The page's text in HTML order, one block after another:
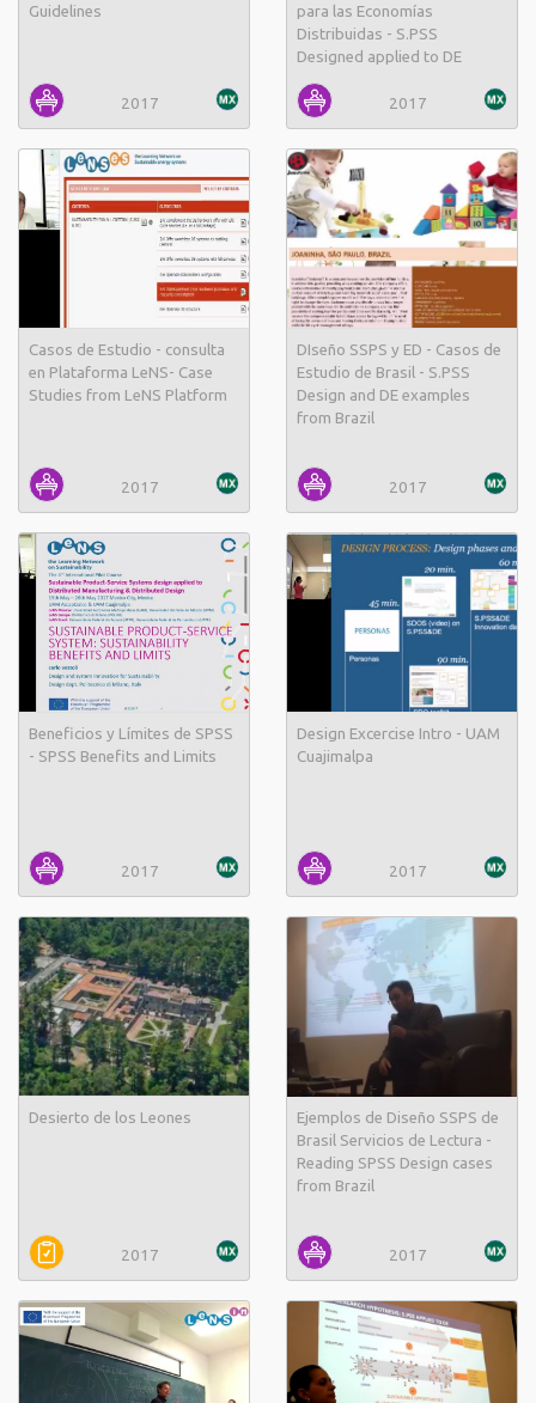
Guidelines
2017
para las Economías
Distribuidas - S.PSS
Designed applied to DE
2017
Casos de Estudio - consulta
en Plataforma LeNS- Case
Studies from LeNS Platform
2017
DIseño SSPS y ED - Casos de
Estudio de Brasil - S.PSS
Design and DE examples
from Brazil
2017
Beneficios y Límites de SPSS
- SPSS Benefits and Limits
2017
Design Excercise Intro - UAM
Cuajimalpa
2017
Desierto de los Leones
2017
Ejemplos de Diseño SSPS de
Brasil Servicios de Lectura -
Reading SPSS Design cases
from Brazil
2017